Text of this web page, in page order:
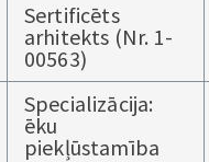
Sertificēts
arhitekts (Nr. 1-
00563)
Specializācija:
ēku
piekļūstamība